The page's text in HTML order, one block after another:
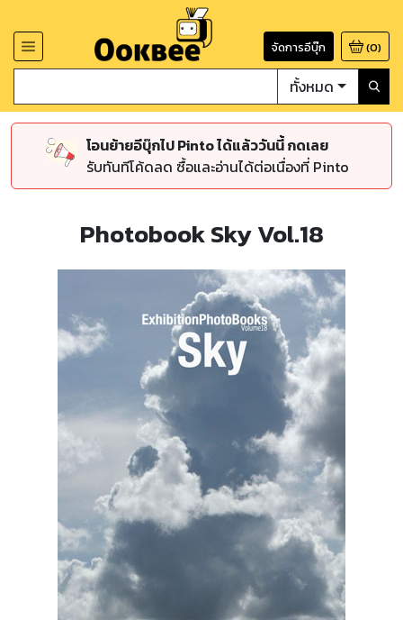
จัดการอีบุ๊ก (0)
ทั้งหมด
โอนย้ายอีบุ๊กไป Pinto ได้แล้ววันนี้ กดเลย
รับทันทีโค้ดลด ซื้อและอ่านได้ต่อเนื่องที่ Pinto
Photobook Sky Vol.18